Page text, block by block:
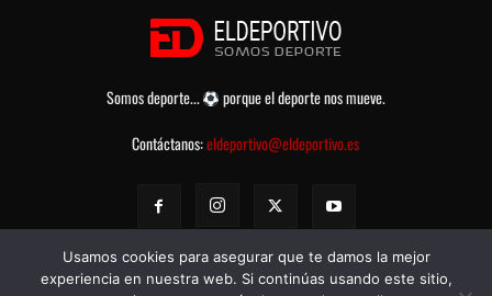
Somos deporte...
porque el deporte nos mueve.
Contáctanos:eldeportivo@eldeportivo.es
Usamos cookies para asegurar que te damos la mejor
experiencia en nuestra web. Si continúas usando este sitio,